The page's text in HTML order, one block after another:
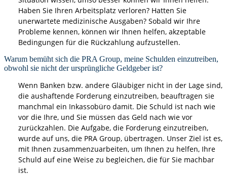
Haben Sie Ihren Arbeitsplatz verloren? Hatten Sie
unerwartete medizinische Ausgaben? Sobald wir Ihre
Probleme kennen, können wir Ihnen helfen, akzeptable
Bedingungen für die Rückzahlung aufzustellen.
Warum bemüht sich die PRA Group, meine Schulden einzutreiben,
obwohl sie nicht der ursprüngliche Geldgeber ist?
Wenn Banken bzw. andere Gläubiger nicht in der Lage sind,
die aushaftende Forderung einzutreiben, beauftragen sie
manchmal ein Inkassobüro damit. Die Schuld ist nach wie
vor die Ihre, und Sie müssen das Geld nach wie vor
zurückzahlen. Die Aufgabe, die Forderung einzutreiben,
wurde auf uns, die PRA Group, übertragen. Unser Ziel ist es,
mit Ihnen zusammenzuarbeiten, um Ihnen zu helfen, Ihre
Schuld auf eine Weise zu begleichen, die für Sie machbar
ist.